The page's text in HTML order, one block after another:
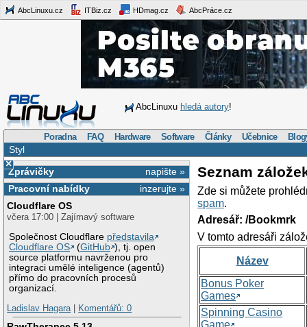
AbcLinuxu.cz ITBiz.cz HDmag.cz AbcPráce.cz
AbcLinuxu hledá autory!
Poradna FAQ Hardware Software Články Učebnice
Styl
×
napište »
Zprávičky
inzerujte »
Pracovní nabídky
Cloudflare OS
včera 17:00 | Zajímavý software
Společnost Cloudflare představila
Cloudflare OS
(GitHub ), tj. open
source platformu navrženou pro
integraci umělé inteligence (agentů)
přímo do pracovních procesů
organizací.
Ladislav Hagara| Komentářů: 0
Seznam
Zde si můžete
spam.
Adresář: /Bookmrk
V tomto adresáři
Název
Bonus Poker
Games
Spinning Casino
Game